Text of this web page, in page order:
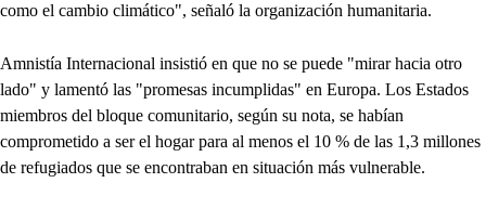
como el cambio climático", señaló la organización humanitaria.
Amnistía Internacional insistió en que no se puede "mirar hacia otro
lado" y lamentó las "promesas incumplidas" en Europa. Los Estados
miembros del bloque comunitario, según su nota, se habían
comprometido a ser el hogar para al menos el 10 % de las 1,3 millones
de refugiados que se encontraban en situación más vulnerable.